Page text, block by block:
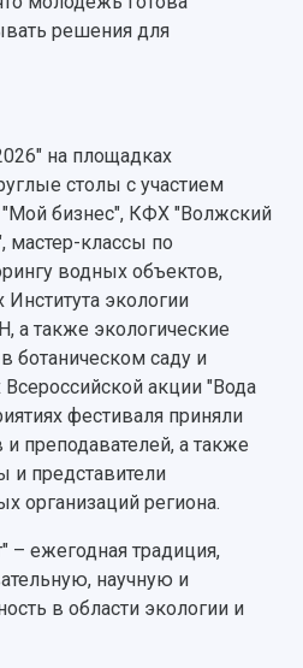
решения для
на площадках
столы с участием
"Мой бизнес", КФХ "Волжский
мастер-классы по
водных объектов,
экологии
а также экологические
ботаническом саду и
акции "Вода
фестиваля приняли
и преподавателей, а также
и представители
организаций региона.
– ежегодная традиция,
научную и
в области экологии и